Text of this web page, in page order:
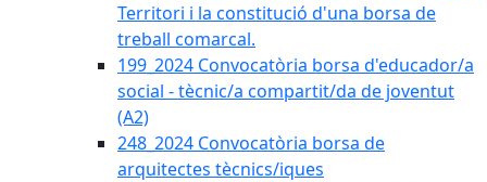
Territori i la constitució d'una borsa de
treball comarcal.
199_2024 Convocatòria borsa d'educador/a
social - tècnic/a compartit/da de joventut
(A2)
248_2024 Convocatòria borsa de
arquitectes tècnics/iques